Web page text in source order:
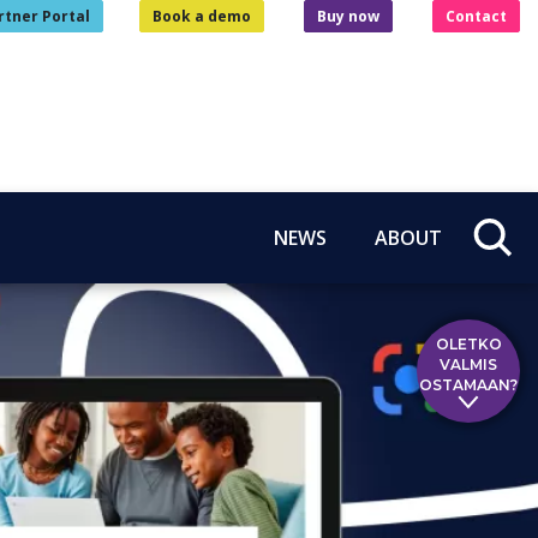
Portal Book a demo Buy now Contact
NEWS ABOUT
OLETKO
VALMIS
OSTAMAAN?